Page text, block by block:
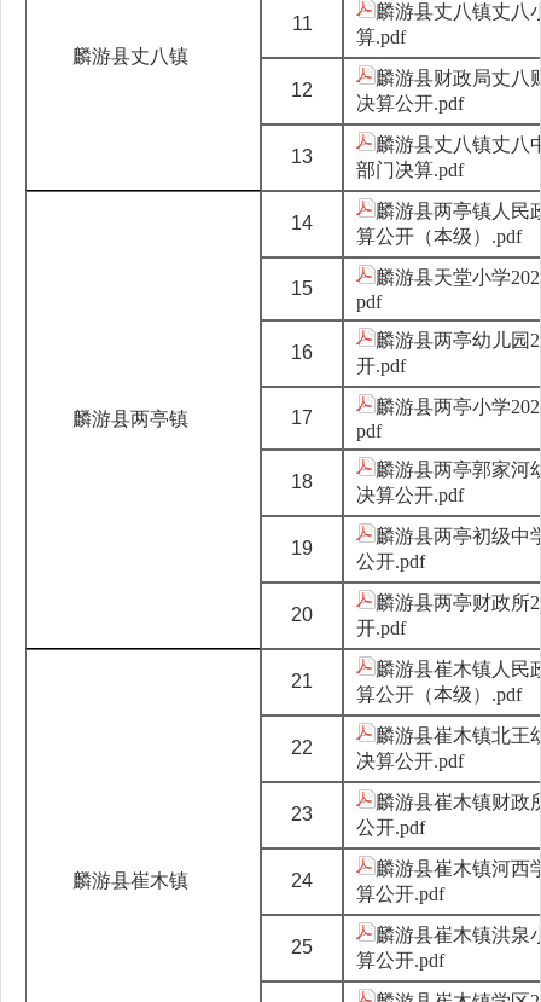
麟游县丈八镇
11
麟游县丈八镇丈八
算.pdf
12
麟游县财政局丈八
决算公开.pdf
13
麟游县丈八镇丈八
部门决算.pdf
麟游县两亭镇
14
麟游县两亭镇人民
算公开（本级）.pdf
15
麟游县天堂小学
pdf
16
麟游县两亭幼儿园
开.pdf
17
麟游县两亭小学
pdf
18
麟游县两亭郭家河
决算公开.pdf
19
麟游县两亭初级中
公开.pdf
20
麟游县两亭财政所
开.pdf
麟游县崔木镇
21
麟游县崔木镇人民
算公开（本级）.pdf
22
麟游县崔木镇北王
决算公开.pdf
23
麟游县崔木镇财政
公开.pdf
24
麟游县崔木镇河西
算公开.pdf
25
麟游县崔木镇洪泉
算公开.pdf